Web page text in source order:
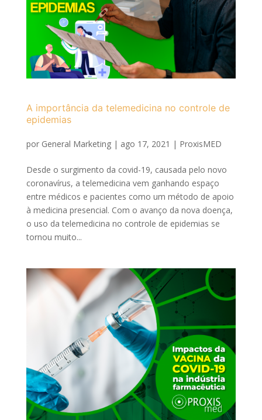
A importância da telemedicina no controle de
epidemias
por General Marketing| ago 17, 2021 | ProxisMED
Desde o surgimento da covid-19, causada pelo novo
coronavírus, a telemedicina vem ganhando espaço
entre médicos e pacientes como um método de apoio
à medicina presencial. Com o avanço da nova doença,
o uso da telemedicina no controle de epidemias se
tornou muito...